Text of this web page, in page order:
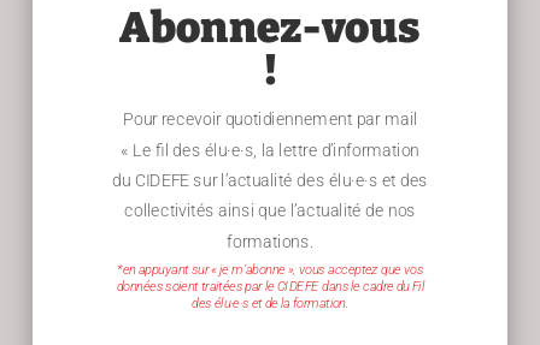
Abonnez-vous
!
Pour recevoir quotidiennement par mail
« Le fil des élu·e·s, la lettre d’information
du CIDEFE sur l’actualité des élu·e·s et des
collectivités ainsi que l’actualité de nos
formations.
*en appuyant sur « je m’abonne », vous acceptez que vos
données soient traitées par le CIDEFE dans le cadre du Fil
des élu·e·s et de la formation.